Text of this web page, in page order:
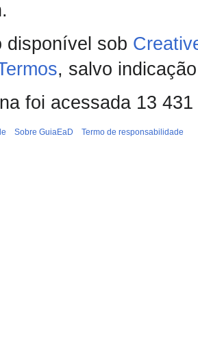
disponível sob
, salvo
foi acessada 13
Sobre GuiaEaD Termo de responsabilidade